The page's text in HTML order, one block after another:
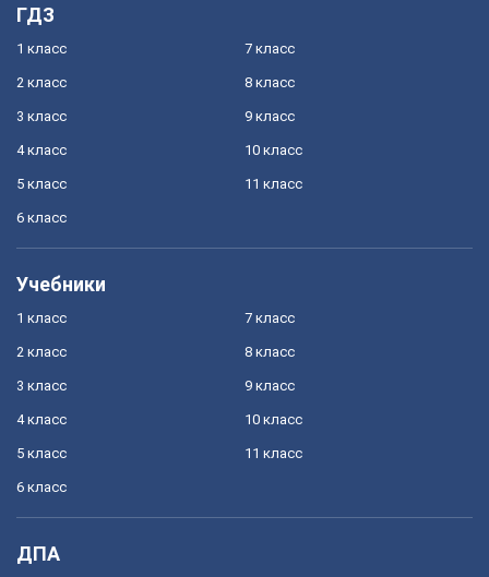
ГДЗ
1 класс
2 класс
3 класс
4 класс
5 класс
6 класс
7 класс
8 класс
9 класс
10 класс
11 класс
Учебники
1 класс
2 класс
3 класс
4 класс
5 класс
6 класс
7 класс
8 класс
9 класс
10 класс
11 класс
ДПА